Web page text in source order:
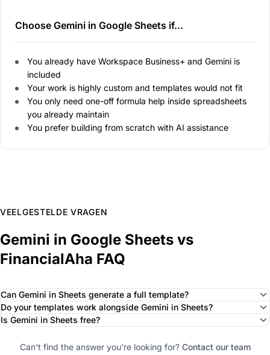
Choose Gemini in Google Sheets if...
You already have Workspace Business+ and Gemini is
included
Your work is highly custom and templates would not fit
You only need one-off formula help inside spreadsheets
you already maintain
You prefer building from scratch with AI assistance
VEELGESTELDE VRAGEN
Gemini in Google Sheets vs
FinancialAha FAQ
Can Gemini in Sheets generate a full template?
Do your templates work alongside Gemini in Sheets?
Is Gemini in Sheets free?
Can't find the answer you're looking for? Contact our team